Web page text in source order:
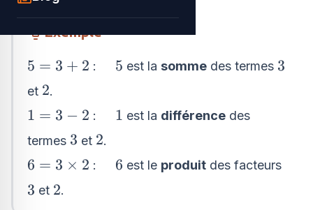
Exemple
5 =
3+2
5 = 3 + 2 :
\quad
5 est la sommedes termes 3
3
et 2
2.
1
=
3
-
2
1 = 3 − 2 : \quad1
1 est la différencedes
termes 3
3 et 2
2.
6 =
3\times
2
6 = 3 × 2 : \quad6
6 est le produitdes facteurs
3
3 et 2
2.